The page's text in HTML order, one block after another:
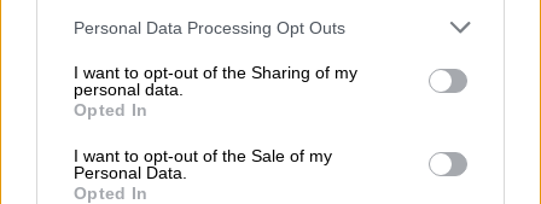
Please note that this website/app uses one or more Google
not limited to your visit or usage behaviour. You may click to
grant or deny consent to Google and its third-party tags to
use your data for below specified purposes in below Google
consent section.
Personal Data Processing Opt Outs
I want to opt-out of the Sharing of my
personal data.
Opted In
I want to opt-out of the Sale of my
Personal Data.
Opted In
Θα διενεργηθεί ΕΔΕ για το περιστατικό